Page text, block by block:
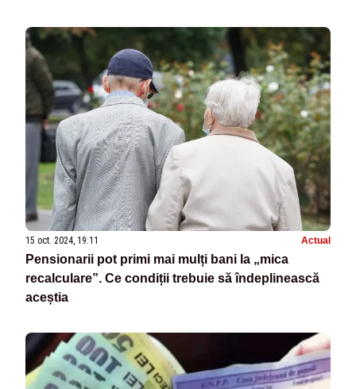
15 oct. 2024, 19:11 Actual
Pensionarii pot primi mai mulți bani la „mica
recalculare”. Ce condiții trebuie să îndeplinească
aceștia